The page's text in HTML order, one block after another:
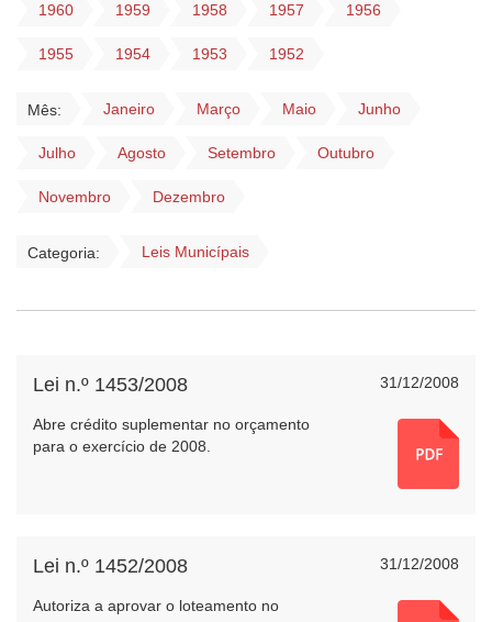
1960 1959 1958 1957 1956
1955 1954 1953 1952
Mês: Janeiro Março Maio Junho
Julho Agosto Setembro Outubro
Novembro Dezembro
Categoria: Leis Municípais
31/12/2008
Lei n.º 1453/2008
Abre crédito suplementar no orçamento
para o exercício de 2008.
31/12/2008
Lei n.º 1452/2008
Autoriza a aprovar o loteamento no